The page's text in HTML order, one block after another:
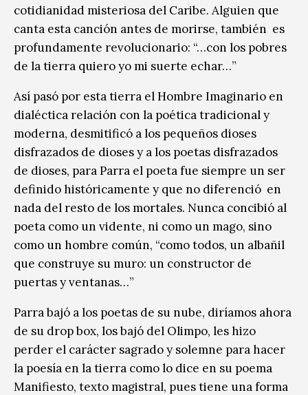
cotidianidad misteriosa del Caribe. Alguien que
canta esta canción antes de morirse, también es
profundamente revolucionario: “…con los pobres
de la tierra quiero yo mi suerte echar…”
Así pasó por esta tierra el Hombre Imaginario en
dialéctica relación con la poética tradicional y
moderna, desmitificó a los pequeños dioses
disfrazados de dioses y a los poetas disfrazados
de dioses, para Parra el poeta fue siempre un ser
definido históricamente y que no diferenció en
nada del resto de los mortales. Nunca concibió al
poeta como un vidente, ni como un mago, sino
como un hombre común, “como todos, un albañil
que construye su muro: un constructor de
puertas y ventanas…”
Parra bajó a los poetas de su nube, diríamos ahora
de su drop box, los bajó del Olimpo, les hizo
perder el carácter sagrado y solemne para hacer
la poesía en la tierra como lo dice en su poema
Manifiesto, texto magistral, pues tiene una forma